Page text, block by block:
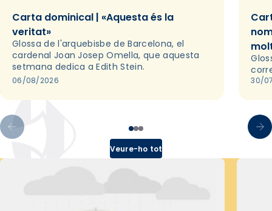
Carta dominical | «Aquesta és la
veritat»
Glossa de l'arquebisbe de Barcelona, el
cardenal Joan Josep Omella, que aquesta
setmana dedica a Edith Stein.
06/08/2026 30/
Veure-ho tot